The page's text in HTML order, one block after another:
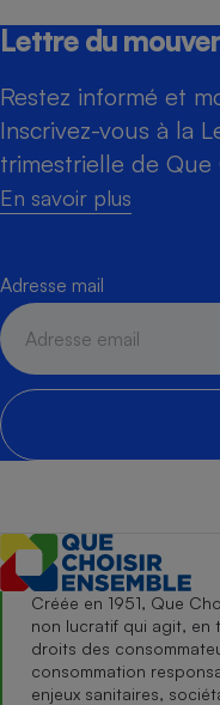
Lettre du
Restez informé et
Inscrivez-vous à la
trimestrielle de Que
En savoir plus
Adresse mail
Créée en 1951, Que
non lucratif qui agit, en
droits des
consommation
enjeux sanitaires,